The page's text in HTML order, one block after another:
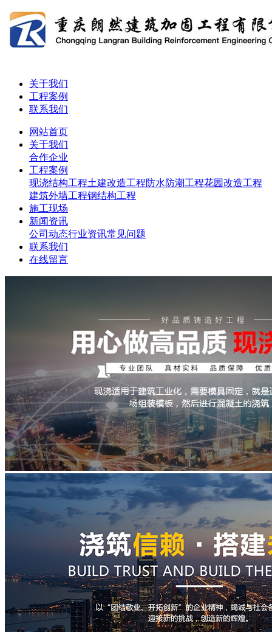
关于我们
工程案例
联系我们
网站首页
关于我们
合作企业
工程案例
现浇结构工程土建改造工程防水防潮工程花园改造工程
建筑外墙工程钢结构工程
施工现场
新闻资讯
公司动态行业资讯常见问题
联系我们
在线留言